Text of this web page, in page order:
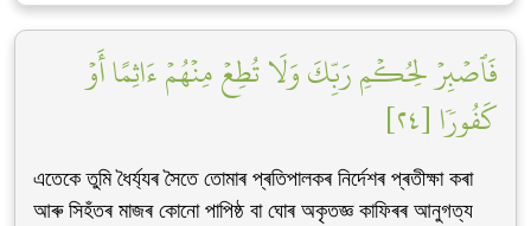
فَٱصۡبِرۡ لِحُكۡمِ رَبِّكَ وَلَا تُطِعۡ مِنۡهُمۡ ءَاثِمًا أَوۡ
كَفُورٗا [٢٤]
এতেকে তুমি ধৈৰ্য্যৰ সৈতে তোমাৰ প্ৰতিপালকৰ নিৰ্দেশৰ প্ৰতীক্ষা কৰা
আৰু সিহঁতৰ মাজৰ কোনো পাপিষ্ঠ বা ঘোৰ অকৃতজ্ঞ কাফিৰৰ আনুগত্য